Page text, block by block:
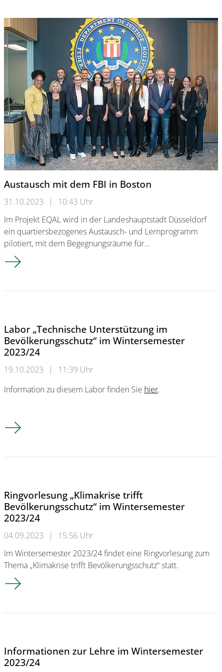
Austausch mit dem FBI in Boston
31.10.2023 |
10:43 Uhr
Im Projekt EQAL wird in der Landeshauptstadt Düsseldorf
ein quartiersbezogenes Austausch- und Lernprogramm
pilotiert, mit dem Begegnungsräume für…
Austausch mit dem FBI in Boston
Labor „Technische Unterstützung im
Bevölkerungsschutz“ im Wintersemester
2023/24
19.10.2023 |
11:39 Uhr
Information zu diesem Labor finden Sie hier.
Labor „Technische Unterstützung im Bevölkerungsschutz“
Ringvorlesung „Klimakrise trifft
Bevölkerungsschutz“ im Wintersemester
2023/24
04.09.2023 |
15:56 Uhr
Im Wintersemester 2023/24 findet eine Ringvorlesung zum
Thema „Klimakrise trifft Bevölkerungsschutz“ statt.
Ringvorlesung „Klimakrise trifft Bevölkerungsschutz“ im
Informationen zur Lehre im Wintersemester
2023/24